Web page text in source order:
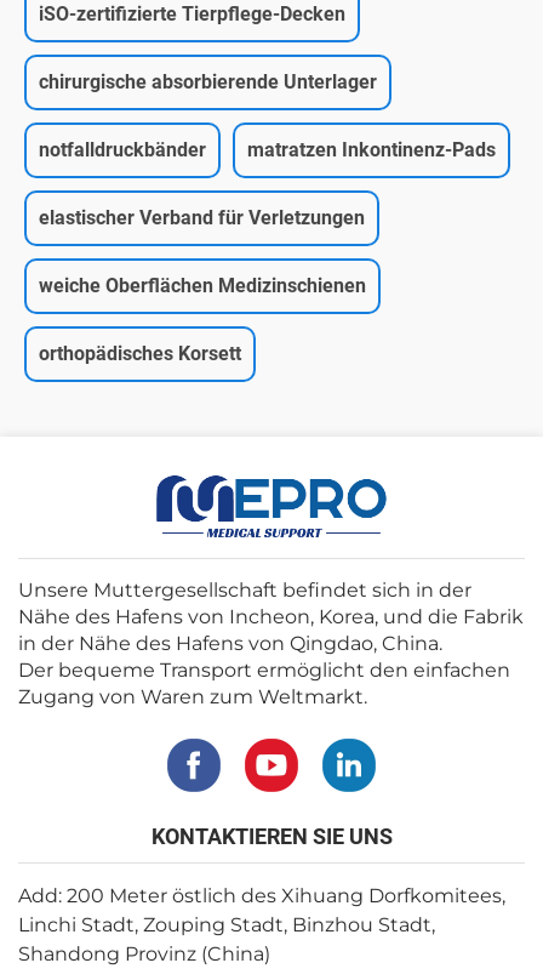
iSO-zertifizierte Tierpflege-Decken
chirurgische absorbierende Unterlager
notfalldruckbänder matratzen Inkontinenz-Pads
elastischer Verband für Verletzungen
weiche Oberflächen Medizinschienen
orthopädisches Korsett
Unsere Muttergesellschaft befindet sich in der
Nähe des Hafens von Incheon, Korea, und die Fabrik
in der Nähe des Hafens von Qingdao, China.
Der bequeme Transport ermöglicht den einfachen
Zugang von Waren zum Weltmarkt.
KONTAKTIEREN SIE UNS
Add: 200 Meter östlich des Xihuang Dorfkomitees,
Linchi Stadt, Zouping Stadt, Binzhou Stadt,
Shandong Provinz (China)